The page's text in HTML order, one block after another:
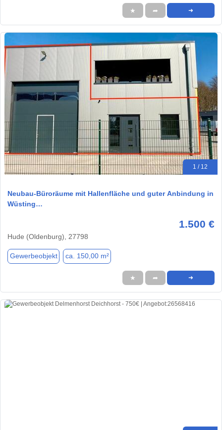
★ ➦ ➜
1 / 12
Neubau-Büroräume mit Hallenfläche und guter Anbindung in
Wüsting…
1.500 €
Hude (Oldenburg), 27798
Gewerbeobjekt ca. 150,00 m²
★ ➦ ➜